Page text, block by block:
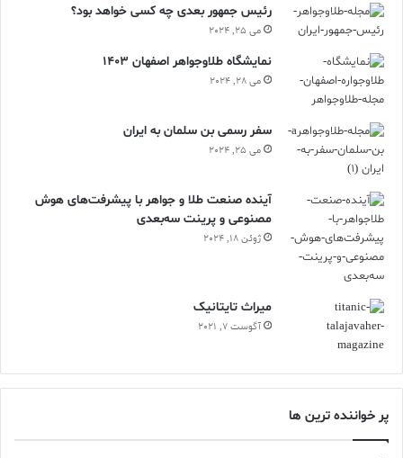
رئیس جمهور بعدی چه کسی خواهد بود؟
می 25, 2024
نمایشگاه طلاوجواهر اصفهان 1403
می 28, 2024
سفر رسمی بن سلمان به ایران
می 25, 2024
آینده صنعت طلا و جواهر با پیشرفت‌های هوش
مصنوعی و پرینت سه‌بعدی
ژوئن 18, 2024
ميراث تايتانيک
آگوست 7, 2021
پر خواننده ترین ها